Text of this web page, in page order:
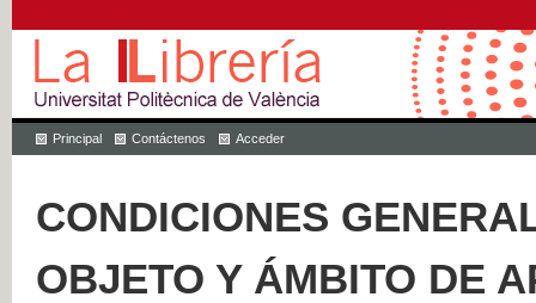
Principal Contáctenos Acceder
CONDICIONES
OBJETO Y ÁMBITO DE